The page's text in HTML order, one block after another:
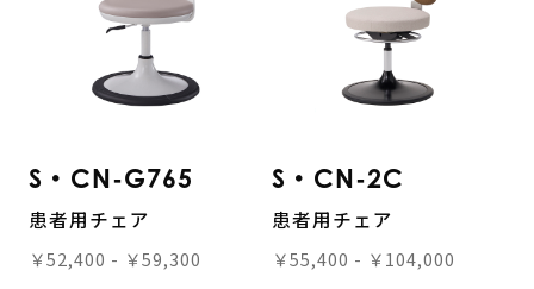
S・CN-G765
患者用チェア
￥52,400 - ￥59,300
S・CN-2C
患者用チェア
￥55,400 - ￥104,000